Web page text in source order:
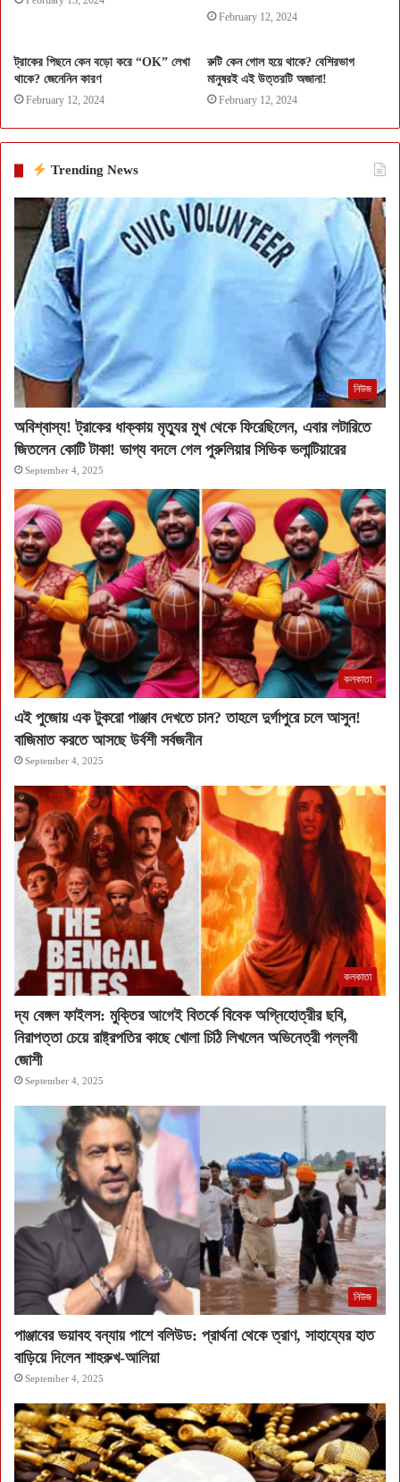
February 12, 2024
ট্রাকের পিছনে কেন বড়ো করে “OK” লেখা
থাকে? জেনেনিন কারণ
February 12, 2024
রুটি কেন গোল হয়ে থাকে? বেশিরভাগ
মানুষরই এই উত্তরটি অজানা!
February 12, 2024
Trending News
নিউজ
অবিশ্বাস্য! ট্রাকের ধাক্কায় মৃত্যুর মুখ থেকে ফিরেছিলেন, এবার লটারিতে
জিতলেন কোটি টাকা! ভাগ্য বদলে গেল পুরুলিয়ার সিভিক ভলান্টিয়ারের
September 4, 2025
কলকাতা
এই পুজোয় এক টুকরো পাঞ্জাব দেখতে চান? তাহলে দুর্গাপুরে চলে আসুন!
বাজিমাত করতে আসছে উর্বশী সর্বজনীন
September 4, 2025
কলকাতা
দ্য বেঙ্গল ফাইলস: মুক্তির আগেই বিতর্কে বিবেক অগ্নিহোত্রীর ছবি,
নিরাপত্তা চেয়ে রাষ্ট্রপতির কাছে খোলা চিঠি লিখলেন অভিনেত্রী পল্লবী
জোশী
September 4, 2025
নিউজ
পাঞ্জাবের ভয়াবহ বন্যায় পাশে বলিউড: প্রার্থনা থেকে ত্রাণ, সাহায্যের হাত
বাড়িয়ে দিলেন শাহরুখ-আলিয়া
September 4, 2025